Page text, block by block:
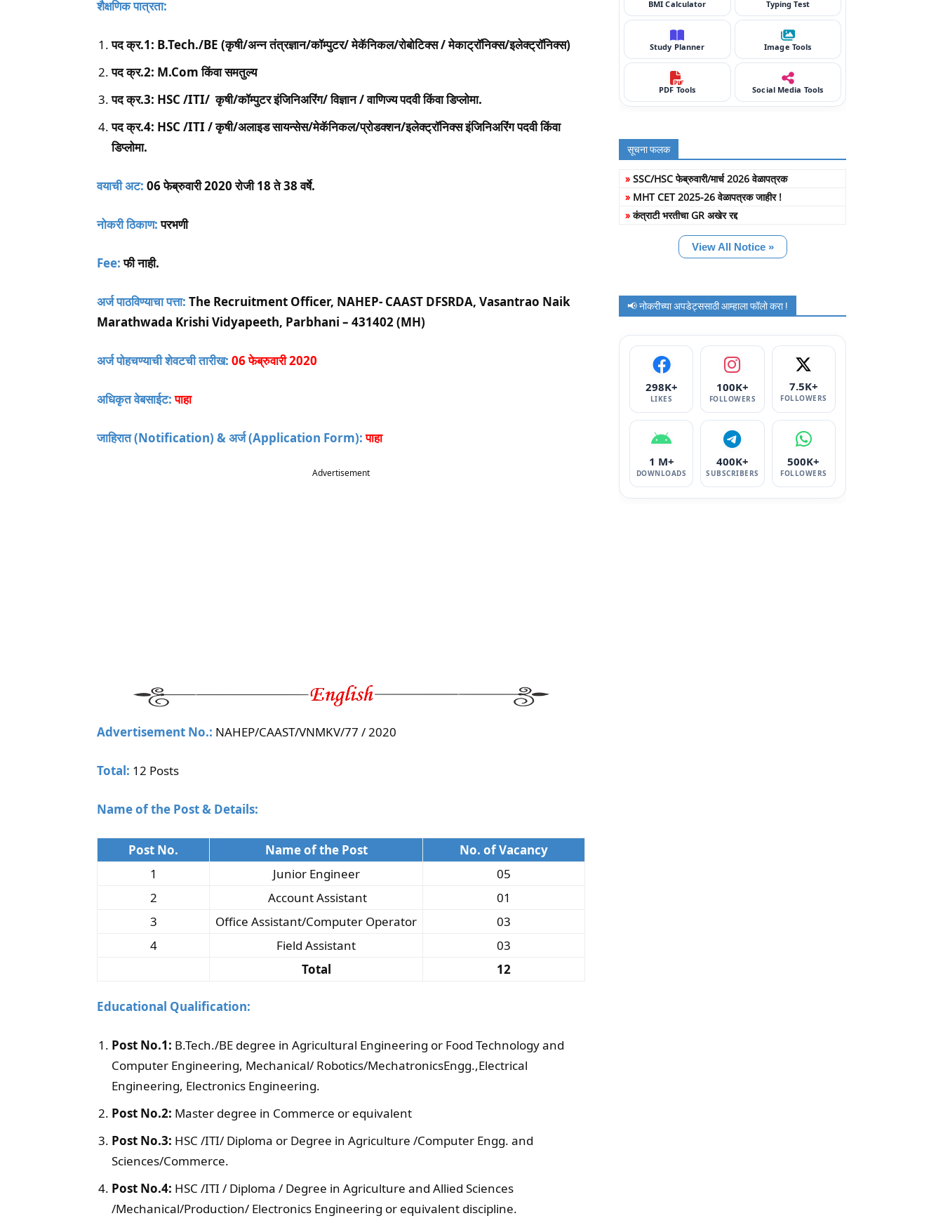
शैक्षणिक पात्रता:
पद क्र.1: B.Tech./BE (कृषी/अन्न तंत्रज्ञान/कॉम्पुटर/ मेकॅनिकल/रोबोटिक्स / मेकाट्रॉनिक्स/इलेक्ट्रॉनिक्स)
पद क्र.2: M.Com किंवा समतुल्य
पद क्र.3: HSC /ITI/ कृषी/कॉम्पुटर इंजिनिअरिंग/ विज्ञान / वाणिज्य पदवी किंवा डिप्लोमा.
पद क्र.4: HSC /ITI / कृषी/अलाइड सायन्सेस/मेकॅनिकल/प्रोडक्शन/इलेक्ट्रॉनिक्स इंजिनिअरिंग पदवी किंवा
डिप्लोमा.
वयाची अट: 06 फेब्रुवारी 2020 रोजी 18 ते 38 वर्षे.
नोकरी ठिकाण:परभणी
Fee:फी नाही.
अर्ज पाठविण्याचा पत्ता: The Recruitment Officer, NAHEP- CAAST DFSRDA, Vasantrao Naik
Marathwada Krishi Vidyapeeth, Parbhani – 431402 (MH)
अर्ज पोहचण्याची शेवटची तारीख: 06 फेब्रुवारी 2020
अधिकृत वेबसाईट: पाहा
जाहिरात (Notification) &अर्ज (Application Form): पाहा
Advertisement
Advertisement No.: NAHEP/CAAST/VNMKV/77 / 2020
Total: 12 Posts
Name of the Post & Details:
Post No. Name of the Post
No. of Vacancy
1
Junior Engineer
05
2
Account Assistant
01
3
Office Assistant/Computer Operator
03
4
Field Assistant
03
Total
12
Educational Qualification:
Post No.1: B.Tech./BE degree in Agricultural Engineering or Food Technology and
Computer Engineering, Mechanical/ Robotics/MechatronicsEngg.,Electrical
Engineering, Electronics Engineering.
Post No.2: Master degree in Commerce or equivalent
Post No.3: HSC /ITI/ Diploma or Degree in Agriculture /Computer Engg. and
Sciences/Commerce.
Post No.4: HSC /ITI / Diploma / Degree in Agriculture and Allied Sciences
/Mechanical/Production/ Electronics Engineering or equivalent discipline.
BMI Calculator Typing Test
Study Planner Image Tools
PDF Tools Social Media Tools
सूचना फलक
» SSC/HSC फेब्रुवारी/मार्च 2026 वेळापत्रक
» MHT CET 2025-26 वेळापत्रक जाहीर !
»कंत्राटी भरतीचा GR अखेर रद्द
View All Notice »
📢 नोकरीच्या अपडेट्ससाठी आम्हाला फॉलो करा !
298K+
LIKES
100K+
FOLLOWERS
7.5K+
FOLLOWERS
1 M+
DOWNLOADS
400K+
SUBSCRIBERS
500K+
FOLLOWERS